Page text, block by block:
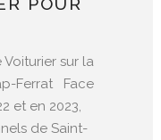
sur la
Ferrat Face
et en 2023,
de Saint-